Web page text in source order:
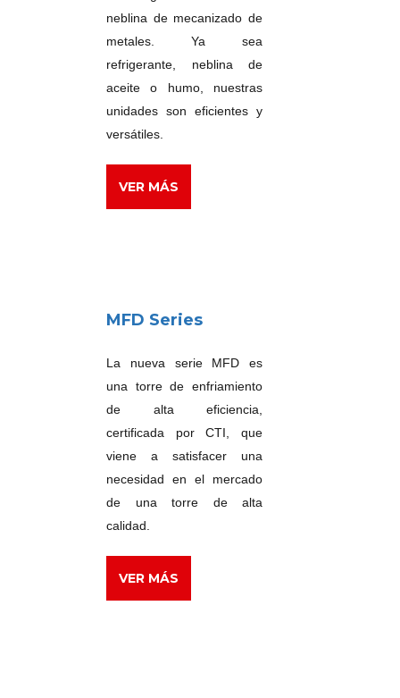
neblina de mecanizado de
metales. Ya sea
refrigerante, neblina de
aceite o humo, nuestras
unidades son eficientes y
versátiles.
VER MÁS
MFD Series
La nueva serie MFD es
una torre de enfriamiento
de alta eficiencia,
certificada por CTI, que
viene a satisfacer una
necesidad en el mercado
de una torre de alta
calidad.
VER MÁS